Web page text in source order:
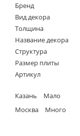
Бренд
Вид декора
Толщина
Название декора
Структура
Размер плиты
Артикул
Казань
Мало
Москва
Много